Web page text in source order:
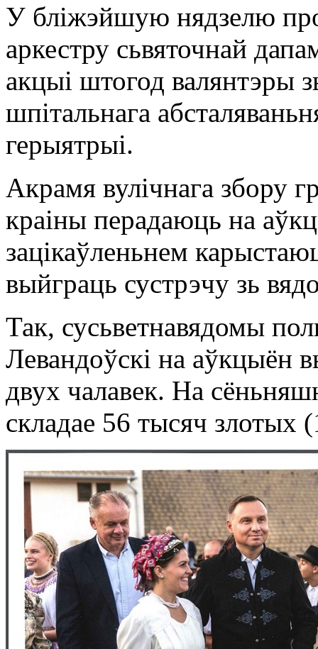
У бліжэйшую нядзелю
аркестру сьвяточнай
акцыі штогод валянтэры
шпітальнага
герыятрыі.
Акрамя вулічнага збору
краіны перадаюць на
зацікаўленьнем
выйграць сустрэчу зь
Так, сусьветнавядомы
Левандоўскі на аўкцыён
двух чалавек. На
складае 56 тысяч злотых